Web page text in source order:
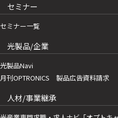
セミナー
セミナー一覧
光製品/企業
光製品Navi
月刊OPTRONICS 製品広告資料請求
人材/事業継承